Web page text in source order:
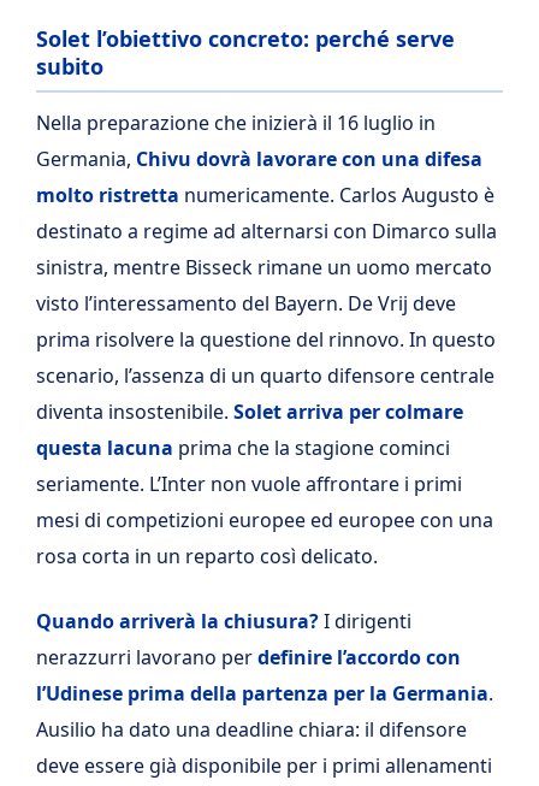
Solet l’obiettivo concreto: perché serve
subito
Nella preparazione che inizierà il 16 luglio in
Germania, Chivu dovrà lavorare con una difesa
molto ristretta numericamente. Carlos Augusto è
destinato a regime ad alternarsi con Dimarco sulla
sinistra, mentre Bisseck rimane un uomo mercato
visto l’interessamento del Bayern. De Vrij deve
prima risolvere la questione del rinnovo. In questo
scenario, l’assenza di un quarto difensore centrale
diventa insostenibile. Solet arriva per colmare
questa lacuna prima che la stagione cominci
seriamente. L’Inter non vuole affrontare i primi
mesi di competizioni europee ed europee con una
rosa corta in un reparto così delicato.
Quando arriverà la chiusura?I dirigenti
nerazzurri lavorano perdefinire l’accordo con
l’Udinese prima della partenza per la Germania.
Ausilio ha dato una deadline chiara: il difensore
deve essere già disponibile per i primi allenamenti